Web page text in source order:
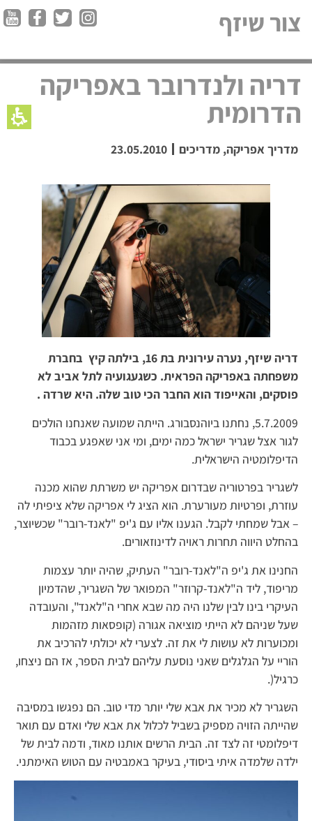
צור שיזף
דריה ולנדרובר באפריקה
הדרומית
מדריך אפריקה, מדריכים 23.05.2010
דריה שיזף, נערה עירונית בת 16, בילתהקיץ בחברת
משפחתה באפריקה הפראית. כשגעגועיה לתל אביב לא
פוסקים, והאייפוד הוא החבר הכי טוב שלה. היא שרדה .
5.7.2009, נחתנו ביוהנסבורג. הייתה שמועה שאנחנו הולכים
לגור אצל שגריר ישראל כמה ימים, ומי אני שאפגע בכבוד
הדיפלומטיה הישראלית.
לשגריר בפרטוריה שבדרום אפריקה יש משרתת שהוא מכנה
עוזרת, ופרטיות מעורערת. הוא הציג לי אפריקה שלא ציפיתי לה
– אבל שמחתי לקבל. הגענו אליו עם ג'יפ "לאנד-רובר" שכשיוּצר,
בהחלט היווה תחרות ראויה לדינוזאורים.
החנינו את ג'יפ ה"לאנד-רובר" העתיק, שהיה יותר עצמות
מריפוד, ליד ה"לאנד-קרוזר" המפואר של השגריר, שהדמיון
העיקרי בינו לבין שלנו היה מה שבא אחרי ה"לאנד", והעובדה
שעל שניהם לא הייתי מוציאה אגורה (קופסאות מזהמות
ומכוערות לא עושות לי את זה. לצערי לא יכולתי להרכיב את
הוריי על הגלגלים שאני נוסעת עליהם לבית הספר, אז הם ניצחו,
כרגיל(.
השגריר לא מכיר את אבא שלי יותר מדי טוב. הם נפגשו במסיבה
שהייתה הזויה מספיק בשביל לכלול את אבא שלי ואדם עם תואר
דיפלומטי זה לצד זה. הבית הרשים אותנו מאוד, ודמה לבית של
ילדה שלמדה איתי ביסודי, בעיקר באמבטיה עם הטוש האימתני.